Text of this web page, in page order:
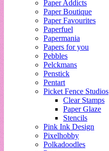
Paper Addicts
Paper Boutique
Paper Favourites
Paperfuel
Papermania
Papers for you
Pebbles
Pelckmans
Penstick
Pentart
Picket Fence Studios
Clear Stamps
Paper Glaze
Stencils
Pink Ink Design
Pixelhobby
Polkadoodles